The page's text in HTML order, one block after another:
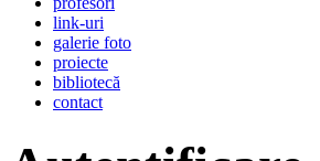
link-uri
galerie foto
proiecte
bibliotecă
contact